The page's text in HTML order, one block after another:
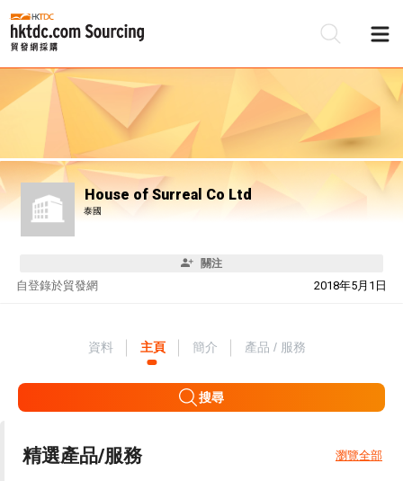
House of Surreal Co Ltd
泰國
關注
自 2018年5月1日
登錄於貿發網
資料 主頁 簡介 產品 / 服務
搜尋
精選產品/服務 瀏覽全部